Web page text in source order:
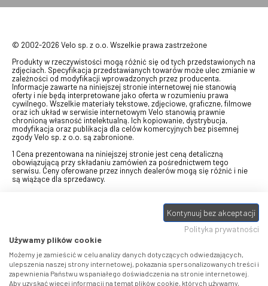
© 2002-2026 Velo sp. z o.o. Wszelkie prawa zastrzeżone
Produkty w rzeczywistości mogą różnić się od tych przedstawionych na
zdjęciach. Specyfikacja przedstawianych towarów może ulec zmianie w
zależności od modyfikacji wprowadzonych przez producenta.
Informacje zawarte na niniejszej stronie internetowej nie stanowią
oferty i nie będą interpretowane jako oferta w rozumieniu prawa
cywilnego. Wszelkie materiały tekstowe, zdjęciowe, graficzne, filmowe
oraz ich układ w serwisie internetowym Velo stanowią prawnie
chronioną własność intelektualną. Ich kopiowanie, dystrybucja,
modyfikacja oraz publikacja dla celów komercyjnych bez pisemnej
zgody Velo sp. z o.o. są zabronione.
1 Cena prezentowana na niniejszej stronie jest ceną detaliczną
obowiązującą przy składaniu zamówień za pośrednictwem tego
serwisu. Ceny oferowane przez innych dealerów mogą się różnić i nie
są wiążące dla sprzedawcy.
swój bon" na towary z oferty VELO, aktualnie dostępnej na stronie
, w ramach sprzedaży premiowej. Dowiedz się jak
stronie promocji. Prezentowana wartość
eBonu uwzględnia fakt wyrażenia - w procesie rejestracji w Panelu
klienta- zgody na otrzymywanie drogą mailową informacji handlowo-
marketingowe, np. newsletter rowerowy. W przypadku braku zgody
wartość eBonu zostanie obniżona o 10 zł.
Pamiętaj, że eBony za produkty SIDI dotyczą zakupów w sklepach
Kontynuuj bez akceptacji
Polityka prywatności
Używamy plików cookie
Możemy je zamieścić w celu analizy danych dotyczących odwiedzających,
ulepszenia naszej strony internetowej, pokazania spersonalizowanych treści i
zapewnienia Państwu wspaniałego doświadczenia na stronie internetowej.
Aby uzyskać więcej informacji na temat plików cookie, których używamy,